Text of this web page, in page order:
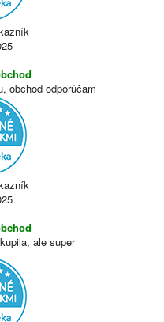
obchod odporúčam
ale super